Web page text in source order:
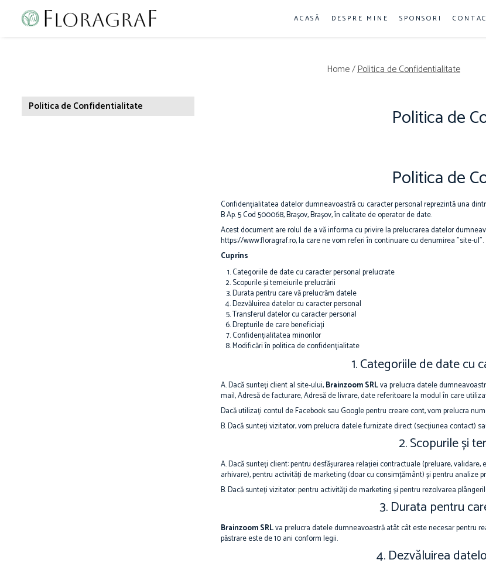
ACASĂ DESPRE MINE SPONSORI
Home /Politica de Confidentialitate
Politica de
Politica de
Confidențialitatea datelor dumneavoastră cu caracter personal reprezintă una
B Ap. 5 Cod 500068, Brașov, Brașov, în calitate de operator de date.
Acest document are rolul de a vă informa cu privire la prelucrarea datelor
https://www.floragraf.ro, la care ne vom referi în continuare cu denumirea "site-ul".
Cuprins
Categoriile de date cu caracter personal prelucrate
Scopurile și temeiurile prelucrării
Durata pentru care vă prelucrăm datele
Dezvăluirea datelor cu caracter personal
Transferul datelor cu caracter personal
Drepturile de care beneficiați
Confidențialitatea minorilor
Modificări în politica de confidențialitate
1. Categoriile de date cu
A. Dacă sunteți client al site-ului,Brainzoom SRLva prelucra datele
mail, Adresă de facturare, Adresă de livrare, date referitoare la modul în care
Dacă utilizați contul de Facebook sau Google pentru creare cont, vom prelucra
B. Dacă sunteți vizitator, vom prelucra datele furnizate direct (secțiunea contact)
2. Scopurile și
A. Dacă sunteți client: pentru desfășurarea relației contractuale (preluare,
arhivare), pentru activități de marketing (doar cu consimțământ) și pentru analize
B. Dacă sunteți vizitator: pentru activități de marketing și pentru rezolvarea
3. Durata pentru
Brainzoom SRLva prelucra datele dumneavoastră atât cât este necesar pentru
păstrare este de 10 ani conform legii.
4. Dezvăluirea
Politica de Confidentialitate